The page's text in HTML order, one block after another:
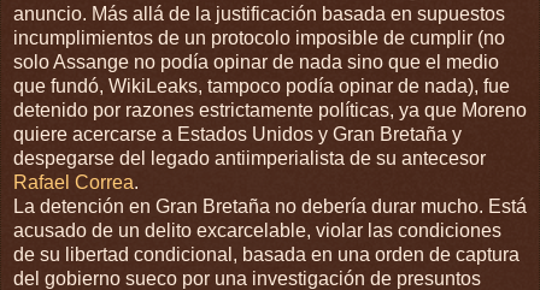
anuncio. Más allá de la justificación basada en supuestos
incumplimientos de un protocolo imposible de cumplir (no
solo Assange no podía opinar de nada sino que el medio
que fundó, WikiLeaks, tampoco podía opinar de nada), fue
detenido por razones estrictamente políticas, ya que Moreno
quiere acercarse a Estados Unidos y Gran Bretaña y
despegarse del legado antiimperialista de su antecesor
Rafael Correa.
La detención en Gran Bretaña no debería durar mucho. Está
acusado de un delito excarcelable, violar las condiciones
de su libertad condicional, basada en una orden de captura
del gobierno sueco por una investigación de presuntos